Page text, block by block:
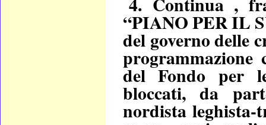
“PIANO PER IL
del governo delle
del Fondo per
bloccati, da
nordista leghista-